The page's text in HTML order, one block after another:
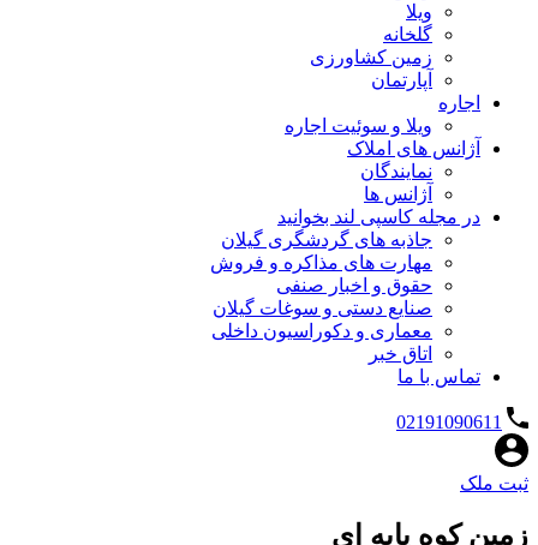
ویلا
گلخانه
زمین کشاورزی
آپارتمان
اجاره
ویلا و سوئیت اجاره
آژانس های املاک
نمایندگان
آژانس ها
در مجله کاسپی لند بخوانید
جاذبه های گردشگری گیلان
مهارت های مذاکره و فروش
حقوق و اخبار صنفی
صنایع دستی و سوغات گیلان
معماری و دکوراسیون داخلی
اتاق خبر
تماس با ما
02191090611
ثبت ملک
زمین کوه پایه ای